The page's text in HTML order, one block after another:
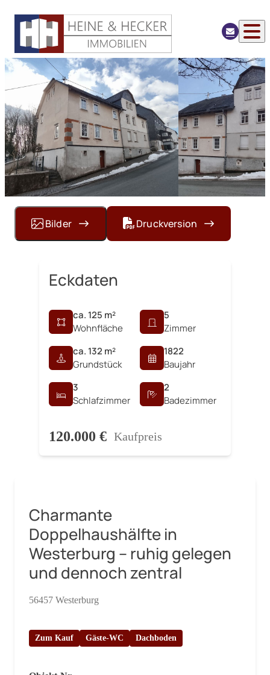
Bilder Druckversion
Eckdaten
ca. 125 m²
Wohnfläche
5
Zimmer
ca. 132 m²
Grundstück
1822
Baujahr
3
Schlafzimmer
2
Badezimmer
120.000 € Kaufpreis
Charmante
Doppelhaushälfte in
Westerburg – ruhig gelegen
und dennoch zentral
56457 Westerburg
Zum Kauf Gäste-WC Dachboden